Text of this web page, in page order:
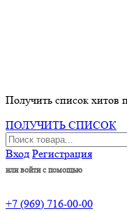
Получить список хитов
ПОЛУЧИТЬ СПИСОК
Вход Регистрация
или войти с помощью
+7 (969) 716-00-00